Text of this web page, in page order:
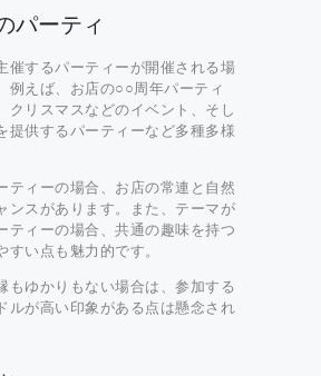
パーティ
催するパーティーが開催される場
例えば、お店の○○周年パーティ
クリスマスなどのイベント、そし
提供するパーティーなど多種多様
ティーの場合、お店の常連と自然
ンスがあります。また、テーマが
ティーの場合、共通の趣味を持つ
すい点も魅力的です。
もゆかりもない場合は、参加する
ルが高い印象がある点は懸念され